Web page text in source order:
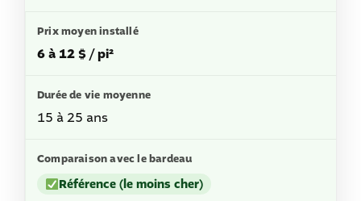
6 à 12 $ / pi²
15 à 25 ans
Référence (le moins cher)